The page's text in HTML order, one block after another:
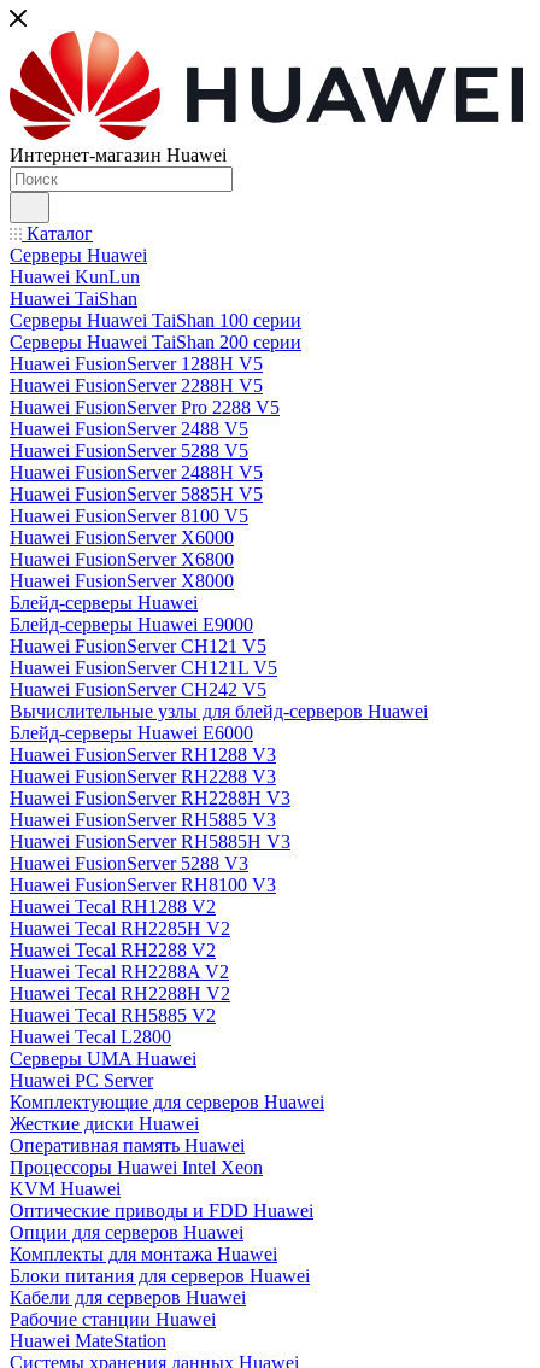
Интернет-магазин Huawei
Каталог
Серверы Huawei
Huawei KunLun
Huawei TaiShan
Серверы Huawei TaiShan 100 серии
Серверы Huawei TaiShan 200 серии
Huawei FusionServer 1288H V5
Huawei FusionServer 2288H V5
Huawei FusionServer Pro 2288 V5
Huawei FusionServer 2488 V5
Huawei FusionServer 5288 V5
Huawei FusionServer 2488H V5
Huawei FusionServer 5885H V5
Huawei FusionServer 8100 V5
Huawei FusionServer X6000
Huawei FusionServer X6800
Huawei FusionServer X8000
Блейд-серверы Huawei
Блейд-серверы Huawei E9000
Huawei FusionServer CH121 V5
Huawei FusionServer CH121L V5
Huawei FusionServer CH242 V5
Вычислительные узлы для блейд-серверов Huawei
Блейд-серверы Huawei E6000
Huawei FusionServer RH1288 V3
Huawei FusionServer RH2288 V3
Huawei FusionServer RH2288H V3
Huawei FusionServer RH5885 V3
Huawei FusionServer RH5885H V3
Huawei FusionServer 5288 V3
Huawei FusionServer RH8100 V3
Huawei Tecal RH1288 V2
Huawei Tecal RH2285H V2
Huawei Tecal RH2288 V2
Huawei Tecal RH2288A V2
Huawei Tecal RH2288H V2
Huawei Tecal RH5885 V2
Huawei Tecal L2800
Серверы UMA Huawei
Huawei PC Server
Комплектующие для серверов Huawei
Жесткие диски Huawei
Оперативная память Huawei
Процессоры Huawei Intel Xeon
KVM Huawei
Оптические приводы и FDD Huawei
Опции для серверов Huawei
Комплекты для монтажа Huawei
Блоки питания для серверов Huawei
Кабели для серверов Huawei
Рабочие станции Huawei
Huawei MateStation
Системы хранения данных Huawei